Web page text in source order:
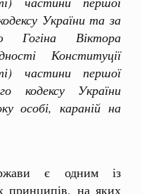
України та за
Гогіна Віктора
Конституції
частини першої
кодексу України
особі, караній на
є одним із
принципів, на яких